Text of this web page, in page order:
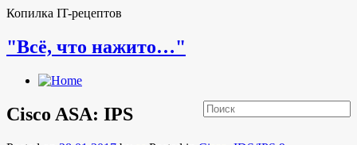
Копилка IT-рецептов
"Всё, что нажито…"
Cisco ASA: IPS